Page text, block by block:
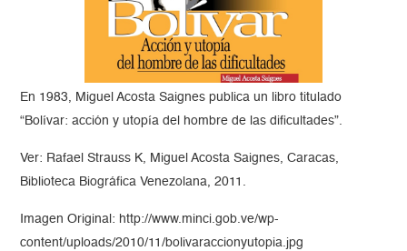
En 1983, Miguel Acosta Saignes publica un libro titulado
“Bolívar: acción y utopía del hombre de las dificultades”.
Ver: Rafael Strauss K, Miguel Acosta Saignes, Caracas,
Biblioteca Biográfica Venezolana, 2011.
Imagen Original: http://www.minci.gob.ve/wp-
content/uploads/2010/11/bolivaraccionyutopia.jpg